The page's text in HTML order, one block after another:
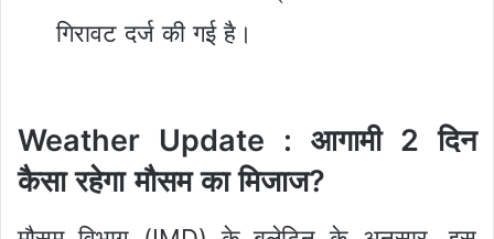
गिरावट दर्ज की गई है।
Weather Update : आगामी 2 दिन
कैसा रहेगा मौसम का मिजाज?